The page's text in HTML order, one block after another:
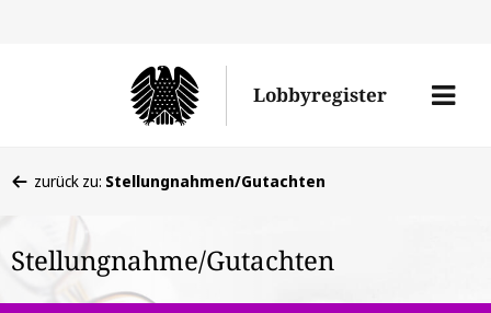
Lobbyregister
Menü
befinden
hier:
zurück zu: Stellungnahmen/Gutachten
Stellungnahme/Gutachten